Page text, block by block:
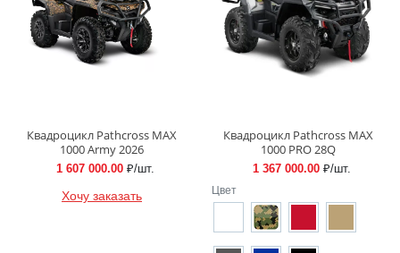
Квадроцикл Pathcross MAX
1000 Army 2026
1 607 000.00 ₽/шт.
Хочу заказать
Квадроцикл Pathcross MAX
1000 PRO 28Q
1 367 000.00 ₽/шт.
Цвет